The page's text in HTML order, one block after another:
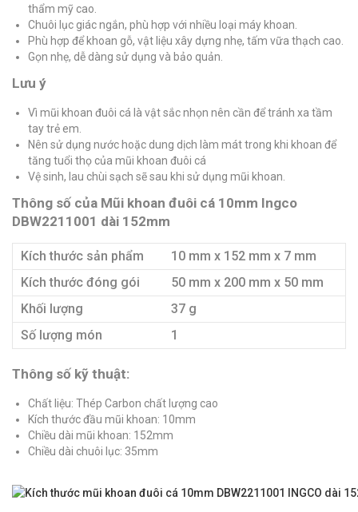
thẩm mỹ cao.
Chuôi lục giác ngắn, phù hợp với nhiều loại máy khoan.
Phù hợp để khoan gỗ, vật liệu xây dựng nhẹ, tấm vữa thạch cao.
Gọn nhẹ, dễ dàng sử dụng và bảo quản.
Lưu ý
Vì mũi khoan đuôi cá là vật sắc nhọn nên cần để tránh xa tầm
tay trẻ em.
Nên sử dụng nước hoặc dung dịch làm mát trong khi khoan để
tăng tuổi thọ của mũi khoan đuôi cá
Vệ sinh, lau chùi sạch sẽ sau khi sử dụng mũi khoan.
Thông số của Mũi khoan đuôi cá 10mm Ingco
DBW2211001 dài 152mm
Kích thước sản phẩm
10 mm x 152 mm x 7 mm
Kích thước đóng gói
50 mm x 200 mm x 50 mm
Khối lượng
37 g
Số lượng món
1
Thông số kỹ thuật:
Chất liệu: Thép Carbon chất lượng cao
Kích thước đầu mũi khoan: 10mm
Chiều dài mũi khoan: 152mm
Chiều dài chuôi lục: 35mm